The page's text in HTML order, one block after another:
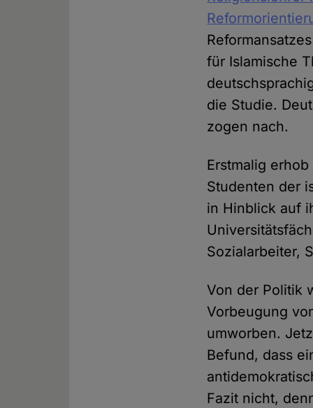
für Islamische
die Studie.
zogen nach.
Erstmalig
Studenten der
in Hinblick auf
Sozialarbeiter,
Von der Politik
Vorbeugung
umworben.
Befund, dass
Fazit nicht,